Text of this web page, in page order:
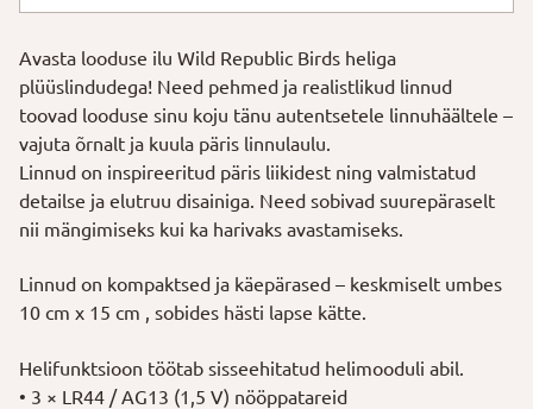
"Punarind"
Avasta looduse ilu Wild Republic Birds heliga
plüüslindudega! Need pehmed ja realistlikud linnud
toovad looduse sinu koju tänu autentsetele linnuhäältele –
vajuta õrnalt ja kuula päris linnulaulu.
Linnud on inspireeritud päris liikidest ning valmistatud
detailse ja elutruu disainiga. Need sobivad suurepäraselt
nii mängimiseks kui ka harivaks avastamiseks.
Linnud on kompaktsed ja käepärased – keskmiselt umbes
10 cm x 15 cm , sobides hästi lapse kätte.
Helifunktsioon töötab sisseehitatud helimooduli abil.
• 3 × LR44 / AG13 (1,5 V) nööppatareid